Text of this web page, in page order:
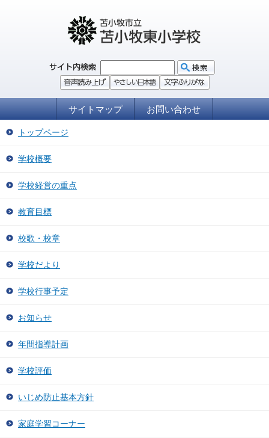
サイトマップ お問い合わせ
トップページ
学校概要
学校経営の重点
教育目標
校歌・校章
学校だより
学校行事予定
お知らせ
年間指導計画
学校評価
いじめ防止基本方針
家庭学習コーナー